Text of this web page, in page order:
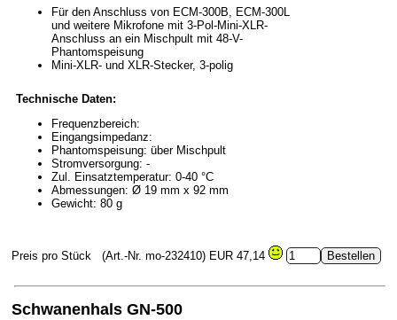
Für den Anschluss von ECM-300B, ECM-300L
und weitere Mikrofone mit 3-Pol-Mini-XLR-
Anschluss an ein Mischpult mit 48-V-
Phantomspeisung
Mini-XLR- und XLR-Stecker, 3-polig
Technische Daten:
Frequenzbereich:
Eingangsimpedanz:
Phantomspeisung: über Mischpult
Stromversorgung: -
Zul. Einsatztemperatur: 0-40 °C
Abmessungen: Ø 19 mm x 92 mm
Gewicht: 80 g
Preis pro Stück (Art.-Nr. mo-232410) EUR 47,14
Schwanenhals GN-500